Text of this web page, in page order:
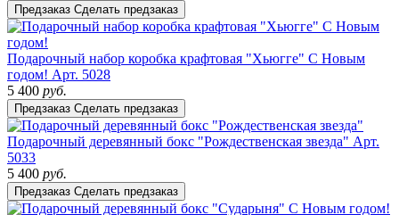
Предзаказ Сделать предзаказ
Подарочный набор коробка крафтовая "Хьюгге" С Новым
годом! Арт. 5028
5 400 руб.
Предзаказ Сделать предзаказ
Подарочный деревянный бокс "Рождественская звезда" Арт.
5033
5 400 руб.
Предзаказ Сделать предзаказ